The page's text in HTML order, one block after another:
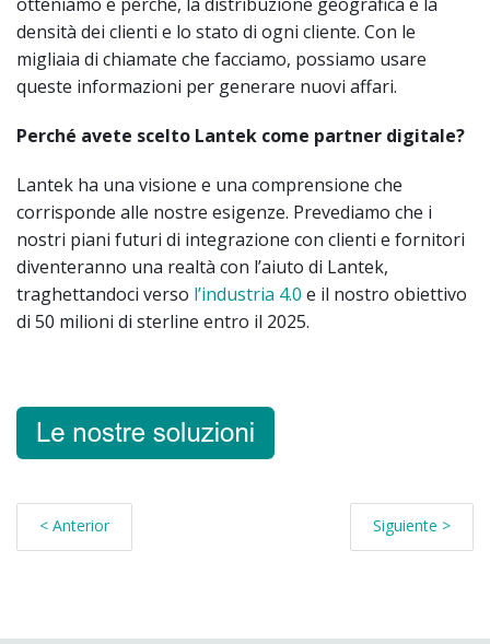
densità dei clienti e lo stato di ogni cliente. Con le
migliaia di chiamate che facciamo, possiamo usare
queste informazioni per generare nuovi affari.
Perché avete scelto Lantek come partner digitale?
Lantek ha una visione e una comprensione che
corrisponde alle nostre esigenze. Prevediamo che i
nostri piani futuri di integrazione con clienti e fornitori
diventeranno una realtà con l’aiuto di Lantek,
traghettandoci verso l’industria 4.0 e il nostro obiettivo
di 50 milioni di sterline entro il 2025.
< Anterior Siguiente >